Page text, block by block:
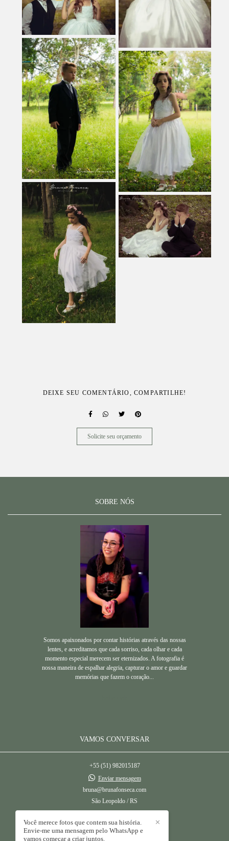
DEIXE SEU COMENTÁRIO, COMPARTILHE!
Solicite seu orçamento
SOBRE NÓS
Somos apaixonados por contar histórias através das nossas
lentes, e acreditamos que cada sorriso, cada olhar e cada
momento especial merecem ser eternizados. A fotografia é
nossa maneira de espalhar alegria, capturar o amor e guardar
memórias que fazem o coração...
VAMOS CONVERSAR
+55 (51) 982015187
Enviar mensagem
bruna@brunafonseca.com
São Leopoldo / RS
✕
Você merece fotos que contem sua história.
Envie-me uma mensagem pelo WhatsApp e
vamos começar a criar juntos.